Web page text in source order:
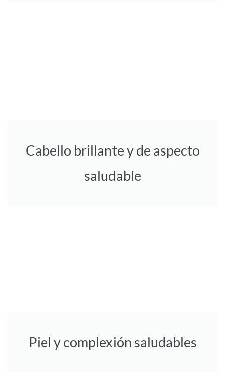
Cabello brillante y de aspecto
saludable
Piel y complexión saludables